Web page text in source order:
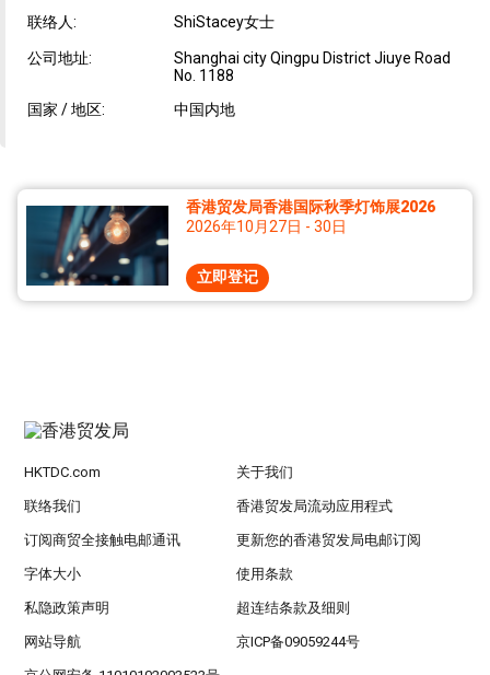
联络人: ShiStacey女士
公司地址:
Shanghai city Qingpu District Jiuye Road
No. 1188
国家 / 地区:
中国内地
香港贸发局香港国际秋季灯饰展2026
2026年10月27日 - 30日
立即登记
HKTDC.com 关于我们
联络我们 香港贸发局流动应用程式
订阅商贸全接触电邮通讯 更新您的香港贸发局电邮订阅
字体大小 使用条款
私隐政策声明 超连结条款及细则
网站导航 京ICP备09059244号